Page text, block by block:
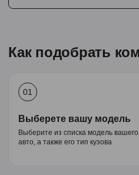
Как подобрать
01
Выберете вашу модель
Выберите из списка модель вашего
авто, а также его тип кузова